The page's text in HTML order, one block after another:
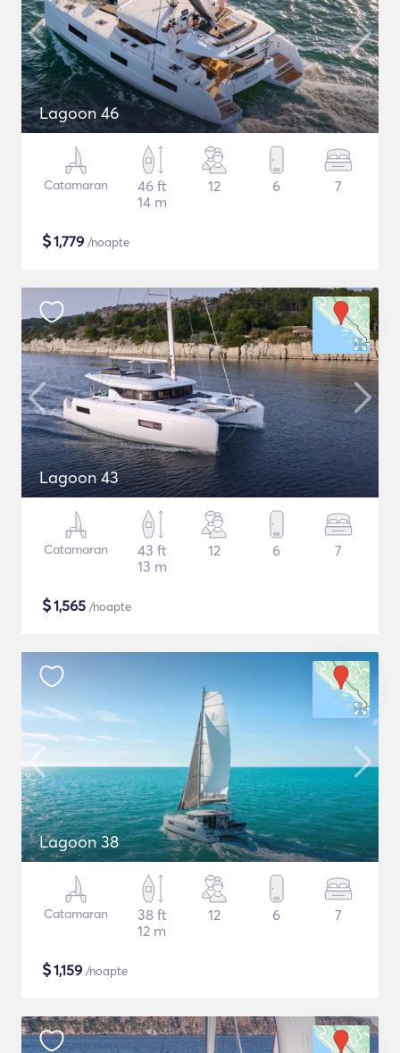
Lagoon 46
Catamaran
46 ft
14 m
12 6 7
$1,779 /noapte
Lagoon 43
Catamaran
43 ft
13 m
12 6 7
$1,565 /noapte
Lagoon 38
Catamaran
38 ft
12 m
12 6 7
$1,159 /noapte